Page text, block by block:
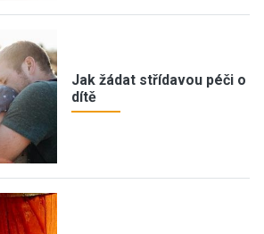
Jak žádat střídavou péči o
dítě